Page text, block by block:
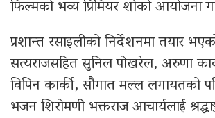
फिल्मको भव्य प्रिमियर शोको आयोजना
प्रशान्त रसाइलीको निर्देशनमा तयार
सत्यराजसहित सुनिल पोखरेल, अरुणा
विपिन कार्की, सौगात मल्ल लगायतको
भजन शिरोमणी भक्तराज आचार्यलाई